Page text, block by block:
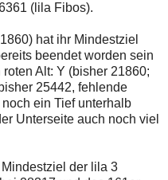
(lila Fibos).
hat ihr Mindestziel
beendet worden sein
Alt: Y (bisher 21860;
25442, fehlende
ein Tief unterhalb
Unterseite auch noch viel
der lila 3